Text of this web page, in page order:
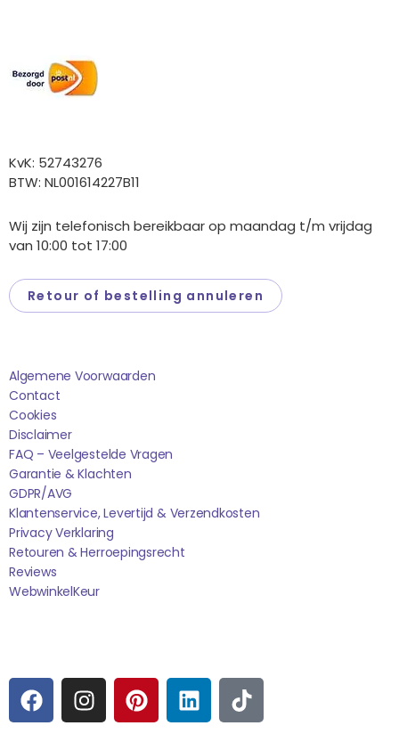
KvK: 52743276
BTW: NL001614227B11
Wij zijn telefonisch bereikbaar op maandag t/m vrijdag
van 10:00 tot 17:00
Retour of bestelling annuleren
Algemene Voorwaarden
Contact
Cookies
Disclaimer
FAQ – Veelgestelde Vragen
Garantie & Klachten
GDPR/AVG
Klantenservice, Levertijd & Verzendkosten
Privacy Verklaring
Retouren & Herroepingsrecht
Reviews
WebwinkelKEur
F
A
C
I
N
S
P
I
N
L
I
N
T
I
K